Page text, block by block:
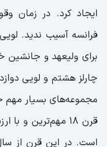
فرانسه آسیب ندید.
برای ولیعهد و
چارلز هشتم و لویی
مجموعه‌های بسیار مهم
قرن 18 مهم‌ترین و